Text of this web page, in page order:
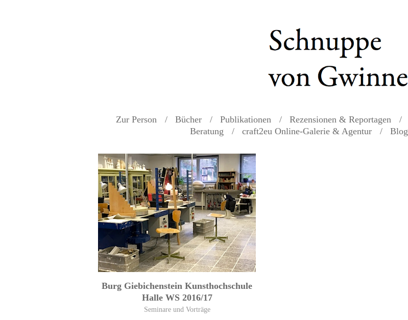
Zur Person Bücher Publikationen Rezensionen & Reportagen
Beratung
craft2eu Online-Galerie & Agentur Blog
Burg Giebichenstein Kunsthochschule
Halle WS 2016/17
Seminare und Vorträge